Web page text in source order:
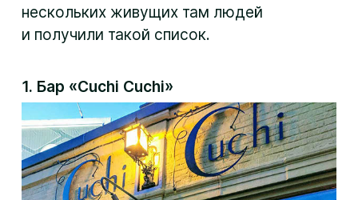
нескольких живущих там людей
и получили такой список.
1. Бар «Cuchi Cuchi»